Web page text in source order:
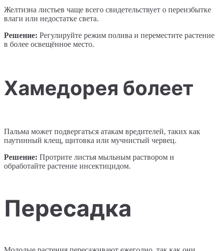
Желтизна листьев чаще всего свидетельствует о переизбытке
влаги или недостатке света.
Решение: Регулируйте режим полива и переместите растение
в более освещённое место.
Хамедорея болеет
Пальма может подвергаться атакам вредителей, таких как
паутинный клещ, щитовка или мучнистый червец.
Решение: Протрите листья мыльным раствором и
обработайте растение инсектицидом.
Пересадка